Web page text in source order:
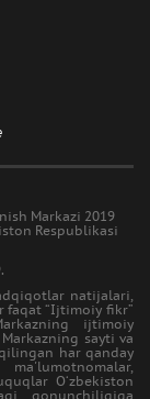
Markazi 2019
Respublikasi
natijalari,
faqat “Ijtimoiy fikr”
ijtimoiy
sayti va
har qanday
O‘zbekiston
qonunchiligiga